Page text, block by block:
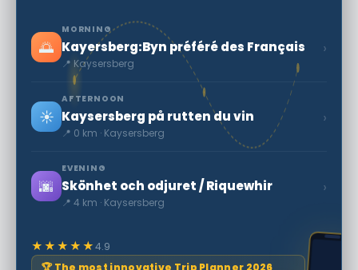
🌅
MORNING
Kayersberg:Byn préféré des Français
📍 Kaysersberg
›
☀️
AFTERNOON
Kaysersberg på rutten du vin
📍 0 km · Kaysersberg
›
🌆
EVENING
Skönhet och odjuret / Riquewhir
📍 4 km · Kaysersberg
›
★★★★★4.9